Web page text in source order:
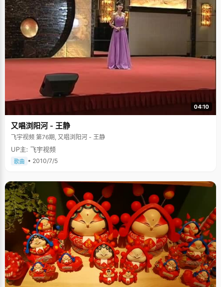
04:10
又唱浏阳河 - 王静
飞宇视频 第76期, 又唱浏阳河 - 王静
UP主: 飞宇视频
歌曲 • 2010/7/5